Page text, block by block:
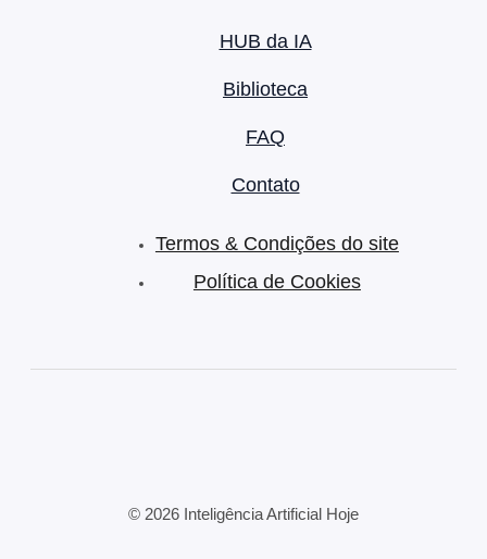
HUB da IA
Biblioteca
FAQ
Contato
Termos & Condições do site
Política de Cookies
© 2026 Inteligência Artificial Hoje